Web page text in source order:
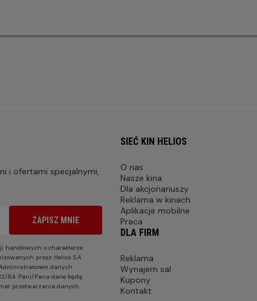
i ofertami specjalnymi,
ZAPISZ MNIE
handlowych o charakterze
przez Helios S.A.
danych
84. Pani/Pana dane będą
przetwarzania danych
SIEĆ KIN HELIOS
O nas
Nasze kina
Dla akcjonariuszy
Reklama w kinach
Aplikacje mobilne
Praca
DLA FIRM
Reklama
Wynajem sal
Kupony
Kontakt